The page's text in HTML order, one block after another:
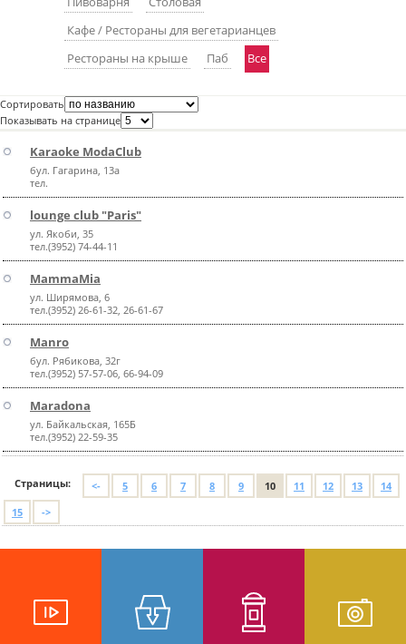
пїЅпїЅпїЅ
пїЅпїЅпїЅпїЅпїЅпїЅпїЅпїЅпїЅпїЅпїЅ
пїЅпїЅпїЅ
пїЅпїЅпїЅпїЅпїЅпїЅпїЅпїЅпїЅ
пїЅпїЅпїЅ пїЅпїЅпїЅпїЅпїЅ
пїЅпїЅпїЅ пїЅпїЅпїЅпїЅпїЅпїЅ
пїЅпїЅпїЅпїЅпїЅ
пїЅпїЅпїЅпїЅпїЅпїЅпїЅпїЅпїЅпїЅ
пїЅпїЅпїЅпїЅпїЅпїЅпїЅпїЅпїЅпїЅ
Кафе / Рестораны для вегетарианцев
Рестораны на крыше
Паб Все
Сортировать
Показывать на странице
Karaoke ModaClub
бул. Гагарина, 13а
тел.
lounge club "Paris"
ул. Якоби, 35
тел.(3952) 74-44-11
MammaMia
ул. Ширямова, 6
тел.(3952) 26-61-32, 26-61-67
Manro
бул. Рябикова, 32г
тел.(3952) 57-57-06, 66-94-09
Maradona
ул. Байкальская, 165Б
тел.(3952) 22-59-35
Страницы: <- 5 6 7 8 9 10 11 12 13
14
15
->